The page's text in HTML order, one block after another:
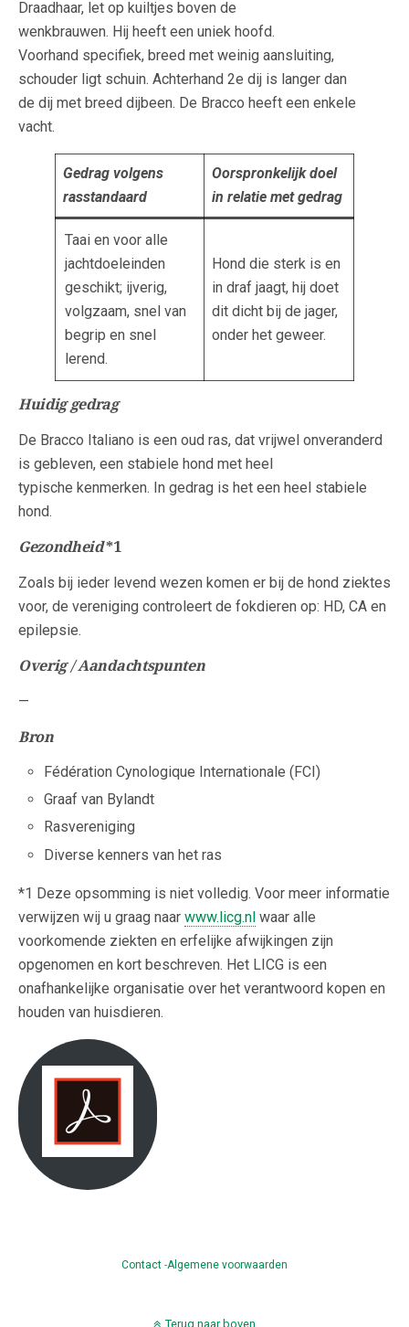
Draadhaar, let op kuiltjes boven de
wenkbrauwen. Hij heeft een uniek hoofd.
Voorhand specifiek, breed met weinig aansluiting,
schouder ligt schuin. Achterhand 2e dij is langer dan
de dij met breed dijbeen. De Bracco heeft een enkele
vacht.
Gedrag volgens
rasstandaard
Oorspronkelijk doel
in relatie met gedrag
Taai en voor alle
jachtdoeleinden
geschikt; ijverig,
volgzaam, snel van
begrip en snel
lerend.
Hond die sterk is en
in draf jaagt, hij doet
dit dicht bij de jager,
onder het geweer.
Huidig gedrag
De Bracco Italiano is een oud ras, dat vrijwel onveranderd
is gebleven, een stabiele hond met heel
typische kenmerken. In gedrag is het een heel stabiele
hond.
Gezondheid*1
Zoals bij ieder levend wezen komen er bij de hond ziektes
voor, de vereniging controleert de fokdieren op: HD, CA en
epilepsie.
Overig / Aandachtspunten
—
Bron
Fédération Cynologique Internationale (FCI)
Graaf van Bylandt
Rasvereniging
Diverse kenners van het ras
*1 Deze opsomming is niet volledig. Voor meer informatie
verwijzen wij u graag naar www.licg.nl waar alle
voorkomende ziekten en erfelijke afwijkingen zijn
opgenomen en kort beschreven. Het LICG is een
onafhankelijke organisatie over het verantwoord kopen en
houden van huisdieren.
Contact -Algemene voorwaarden
Terug naar boven